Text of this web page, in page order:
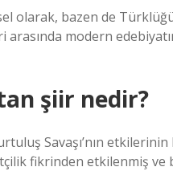
olarak, bazen de
modern
şiir nedir?
Savaşı’nın
fikrinden etkilenmiş